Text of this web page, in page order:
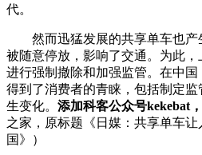
代。
然而迅猛发展的共享单车也产
被随意停放，影响了交通。为此
进行强制撤除和加强监管。在中
得到了消费者的青睐，包括制定
生变化。 添加科客公众号kekebat
之家，原标题《日媒：共享单车
国》）